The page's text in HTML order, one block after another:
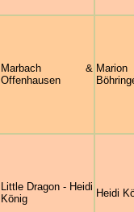
Marbach &
Offenhausen
Marion
Little Dragon - Heidi
König
Heidi